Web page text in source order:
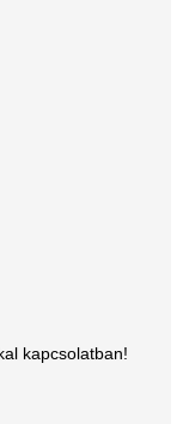
kapcsolatban!